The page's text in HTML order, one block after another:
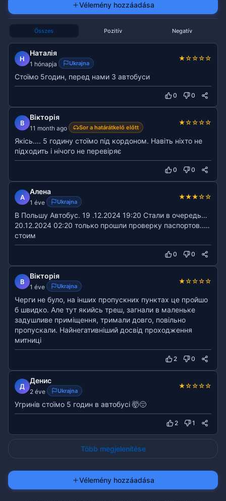
Vélemény hozzáadása
Összes Pozitív Negatív
Н
Наталія
1 hónapja Ukrajna
★☆☆☆☆
Стоїмо 5годин, перед нами 3 автобуси
0 0
В
Вікторія
11 month ago Sor a határátkelő előtt
★☆☆☆☆
Якісь.... 5 годину стоїмо під кордоном. Навіть ніхто не
підходить і нічого не перевіряє
0 0
А
Алена
1 éve Ukrajna
★★★☆☆
В Польшу Автобус. 19 .12.2024 19:20 Стали в очередь…
20.12.2024 02:20 только прошли проверку паспортов..…
стоим
0 0
В
Вікторія
1 éve Ukrajna
★☆☆☆☆
Черги не було, на інших пропускних пунктах це пройшо
б швидко. Але тут якийсь треш, загнали в маленьке
задушливе приміщення, тримали довго, повільно
пропускали. Найнегативніший досвід проходження
митниці
2 0
Д
Денис
2 éve Ukrajna
★☆☆☆☆
Угринів стоїмо 5 годин в автобусі 🤯😔
2 1
Több megjelenítése
Vélemény hozzáadása